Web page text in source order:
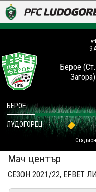
LUDOGORETS TV
НА ТЕРЕНА
СТАДИОН & БАЗИ
КЛУБ
ЗА ФЕНОВЕ
9
Берое (Ст.
Загора)
БЕРОЕ
ЛУДОГОРЕЦ
Мач център
СЕЗОН 2021/22, EFBET